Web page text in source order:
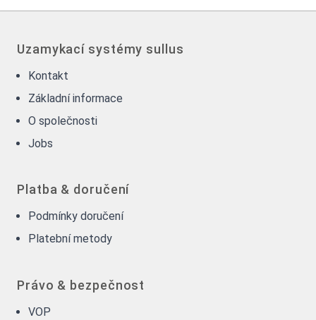
Uzamykací systémy sullus
Kontakt
Základní informace
O společnosti
Jobs
Platba & doručení
Podmínky doručení
Platební metody
Právo & bezpečnost
VOP